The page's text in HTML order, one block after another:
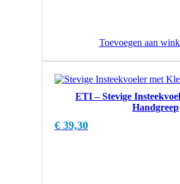
Toevoegen aan
ETI – Stevige
Handgreep
€ 39,30